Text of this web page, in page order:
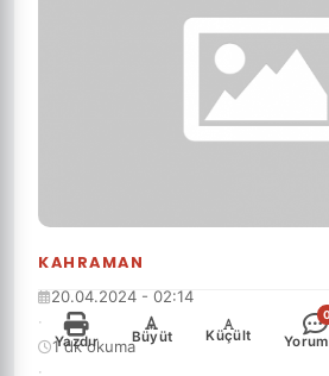
KAHRAMAN
20.04.2024 - 02:14
·
1 dk okuma
·
Yazdır
+
Büyüt
-
Küçült
0